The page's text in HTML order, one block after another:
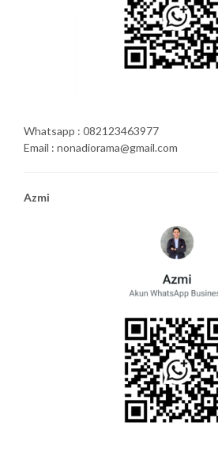
Whatsapp : 082123463977
Email : nonadiorama@gmail.com
Azmi